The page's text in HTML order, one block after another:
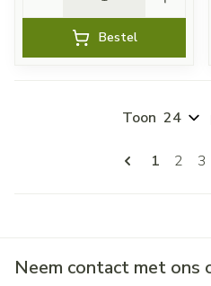
Bestel
U lees
1 Pagina
2 3
Toon
Neem contact met ons